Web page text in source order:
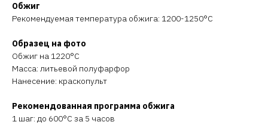
Обжиг
Рекомендуемая температура обжига: 1200-1250°C
Образец на фото
Обжиг на 1220°C
Масса: литьевой полуфарфор
Нанесение: краскопульт
Рекомендованная программа обжига
1 шаг: до 600°C за 5 часов